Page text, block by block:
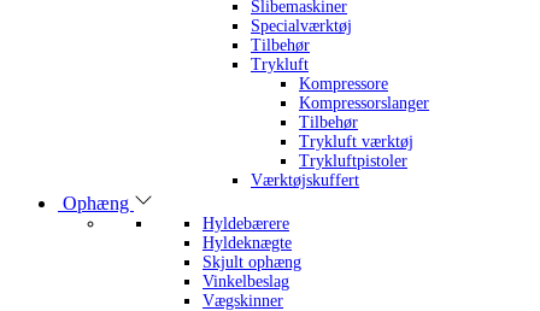
Slibemaskiner
Specialværktøj
Tilbehør
Trykluft
Kompressore
Kompressorslanger
Tilbehør
Trykluft værktøj
Trykluftpistoler
Værktøjskuffert
Ophæng
Hyldebærere
Hyldeknægte
Skjult ophæng
Vinkelbeslag
Vægskinner